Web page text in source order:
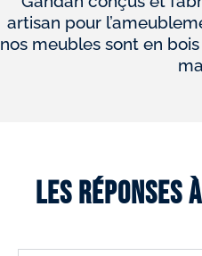
artisan pour
nos meubles sont en
Les réponses